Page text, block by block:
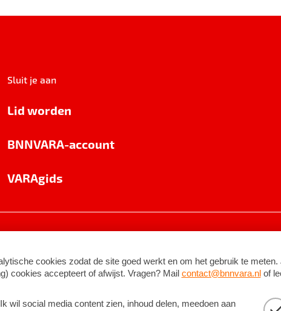
Sluit je aan
Lid worden
BNNVARA-account
VARAgids
©2026BNNVARA